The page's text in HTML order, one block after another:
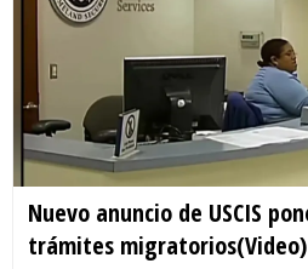
Nuevo anuncio de USCIS
trámites migratorios(Video)